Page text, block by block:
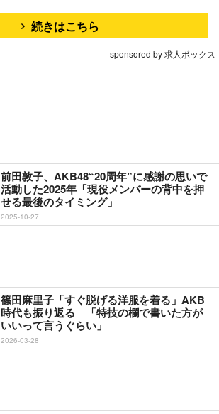
続きはこちら
sponsored by 求人ボックス
前田敦子、AKB48“20周年”に感謝の思いで
活動した2025年「現役メンバーの背中を押
せる最後のタイミング」
2025-10-27
篠田麻里子「すぐ脱げる洋服を着る」AKB
時代も振り返る 「特技の欄で書いた方が
いいって言うぐらい」
2026-03-28